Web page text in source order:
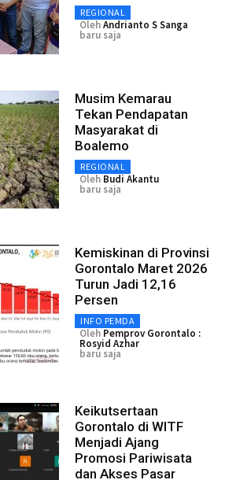
REGIONAL
OlehAndrianto S Sanga
baru saja
Musim Kemarau
Tekan Pendapatan
Masyarakat di
Boalemo
REGIONAL
Oleh Budi Akantu
baru saja
Kemiskinan di Provinsi
Gorontalo Maret 2026
Turun Jadi 12,16
Persen
INFO PEMDA
Oleh Pemprov Gorontalo :
Rosyid Azhar
baru saja
Keikutsertaan
Gorontalo di WITF
Menjadi Ajang
Promosi Pariwisata
dan Akses Pasar